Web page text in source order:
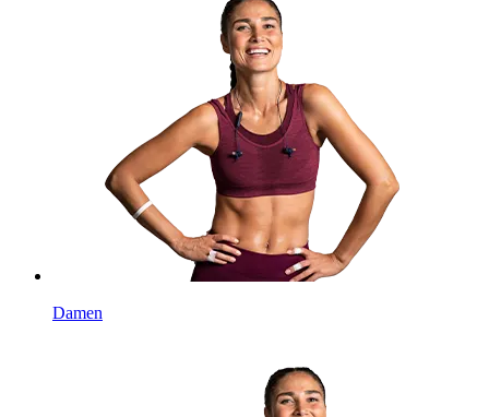
Damen